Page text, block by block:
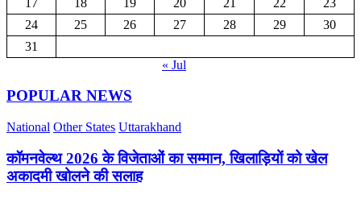
24
25 26 27 28 29
30
31
« Jul
POPULAR NEWS
National Other States Uttarakhand
कॉमनवेल्थ 2026 के विजेताओं का सम्मान, खिलाड़ियों को खेल
अकादमी खोलने की सलाह